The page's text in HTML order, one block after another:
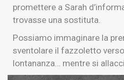
promettere a Sarah
trovasse una sostituta.
Possiamo immaginare la
sventolare il fazzoletto
lontananza… mentre si